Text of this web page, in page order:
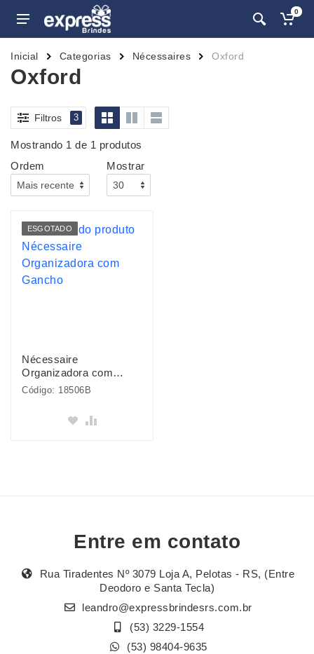
0
Inicial Categorias Nécessaires Oxford
Oxford
Filtros 3
Mostrando 1 de 1 produtos
Ordem
Mostrar
ESGOTADO
Nécessaire
Organizadora com
Gancho
Código: 18506B
Entre em contato
Rua Tiradentes Nº 3079 Loja A, Pelotas - RS, (Entre
Deodoro e Santa Tecla)
leandro@expressbrindesrs.com.br
(53) 3229-1554
(53) 98404-9635